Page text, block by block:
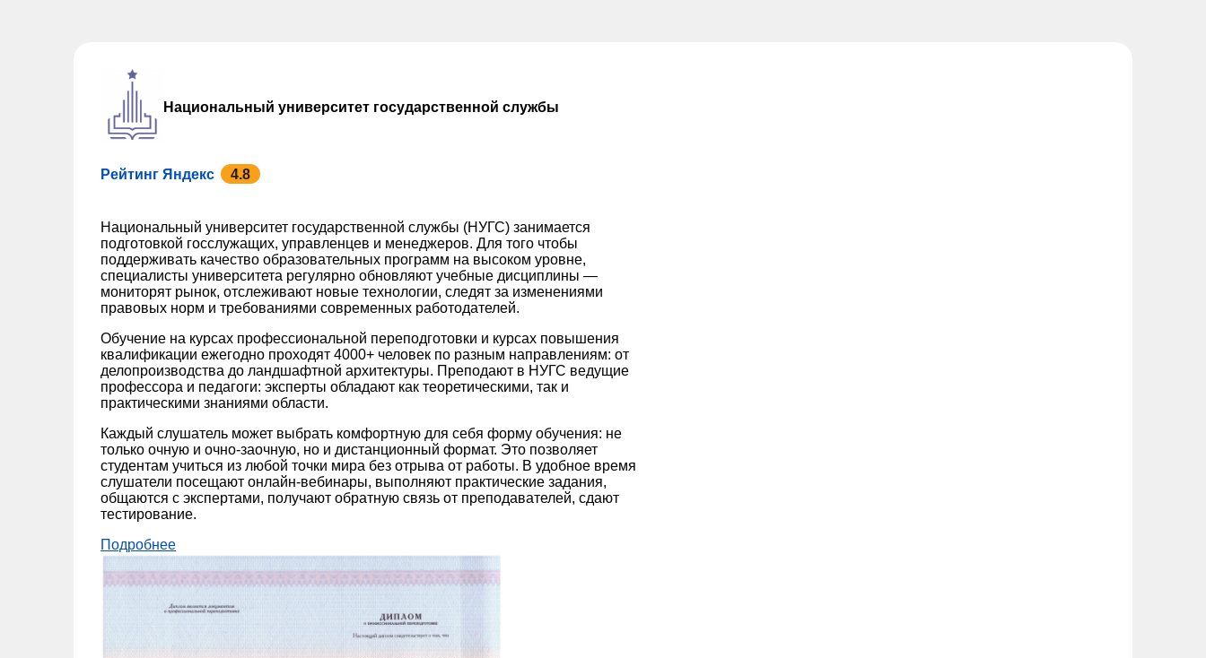
Национальный университет государственной службы
Рейтинг Яндекс 4.8
Национальный университет государственной службы (НУГС) занимается
подготовкой госслужащих, управленцев и менеджеров. Для того чтобы
поддерживать качество образовательных программ на высоком уровне,
специалисты университета регулярно обновляют учебные дисциплины —
мониторят рынок, отслеживают новые технологии, следят за изменениями
правовых норм и требованиями современных работодателей.
Обучение на курсах профессиональной переподготовки и курсах повышения
квалификации ежегодно проходят 4000+ человек по разным направлениям: от
делопроизводства до ландшафтной архитектуры. Преподают в НУГС ведущие
профессора и педагоги: эксперты обладают как теоретическими, так и
практическими знаниями области.
Каждый слушатель может выбрать комфортную для себя форму обучения: не
только очную и очно-заочную, но и дистанционный формат. Это позволяет
студентам учиться из любой точки мира без отрыва от работы. В удобное время
слушатели посещают онлайн-вебинары, выполняют практические задания,
общаются с экспертами, получают обратную связь от преподавателей, сдают
тестирование.
Подробнее